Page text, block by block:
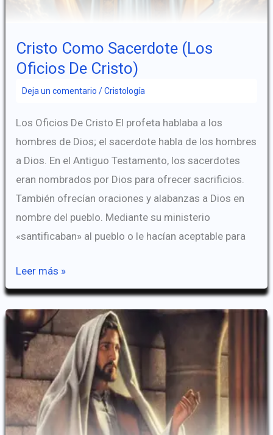
Cristo Como Sacerdote (Los
Oficios De Cristo)
Deja un comentario /Cristología
Los Oficios De Cristo El profeta hablaba a los
hombres de Dios; el sacerdote habla de los hombres
a Dios. En el Antiguo Testamento, los sacerdotes
eran nombrados por Dios para ofrecer sacrificios.
También ofrecían oraciones y alabanzas a Dios en
nombre del pueblo. Mediante su ministerio
«santificaban» al pueblo o le hacían aceptable para
Cristo
Como
Sacerdote
(Los
Oficios
De
Cristo)
Leer más »